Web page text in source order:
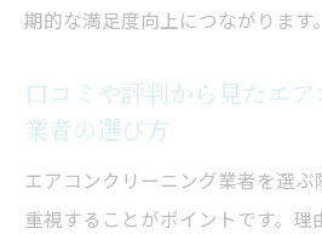
期的な満足度向上につながります。
口コミや評判から見たエ
業者の選び方
エアコンクリーニング業者を選
重視することがポイントです。理